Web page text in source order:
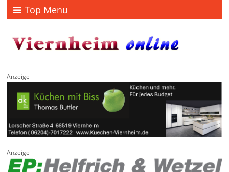
Top Menu
Anzeige
Anzeige